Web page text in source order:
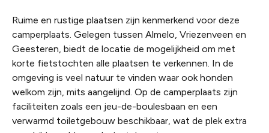
Ruime en rustige plaatsen zijn kenmerkend voor deze
camperplaats. Gelegen tussen Almelo, Vriezenveen en
Geesteren, biedt de locatie de mogelijkheid om met
korte fietstochten alle plaatsen te verkennen. In de
omgeving is veel natuur te vinden waar ook honden
welkom zijn, mits aangelijnd. Op de camperplaats zijn
faciliteiten zoals een jeu-de-boulesbaan en een
verwarmd toiletgebouw beschikbaar, wat de plek extra